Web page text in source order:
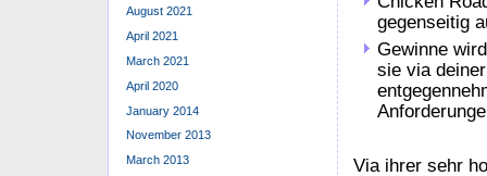
gegenseitig
Gewinne
sie via
Via ihrer sehr
August 2021
April 2021
March 2021
April 2020
January 2014
November 2013
March 2013